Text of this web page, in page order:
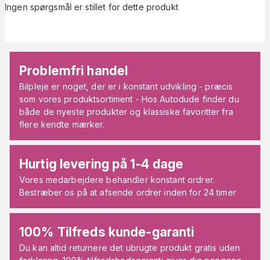
Ingen spørgsmål er stillet for dette produkt
Problemfri handel
Bilpleje er noget, der er i konstant udvikling - præcis
som vores produktsortiment - Hos Autodude finder du
både de nyeste produkter og klassiske favoritter fra
flere kendte mærker.
Hurtig levering på 1-4 dage
Vores medarbejdere behandler konstant ordrer.
Bestræber os på at afsende ordrer inden for 24 timer
100% Tilfreds kunde-garanti
Du kan altid returnere det ubrugte produkt gratis uden